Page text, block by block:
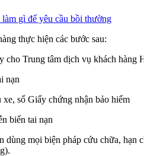
gì để yêu cầu bồi thường
thực hiện các bước sau:
cho Trung tâm dịch vụ khách hàng
nạn
số Giấy chứng nhận bảo hiểm
biến tai nạn
dùng mọi biện pháp cứu chữa,